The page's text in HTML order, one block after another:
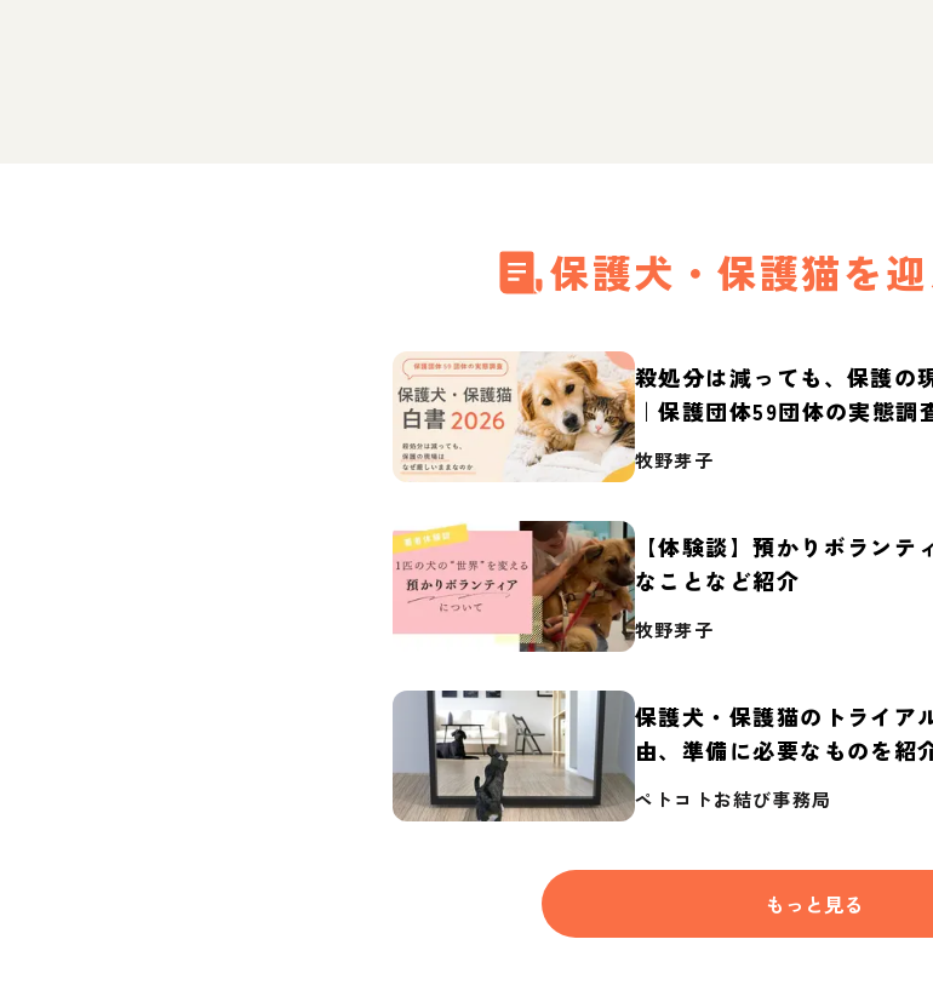
保護犬・保護猫を
殺処分は減っても、保護の
｜保護団体59団体の実態
2026】
牧野芽子
【体験談】預かりボラン
なことなど紹介
牧野芽子
保護犬・保護猫のトライア
由、準備に必要なものを紹
ペトコトお結び事務局
もっと見る